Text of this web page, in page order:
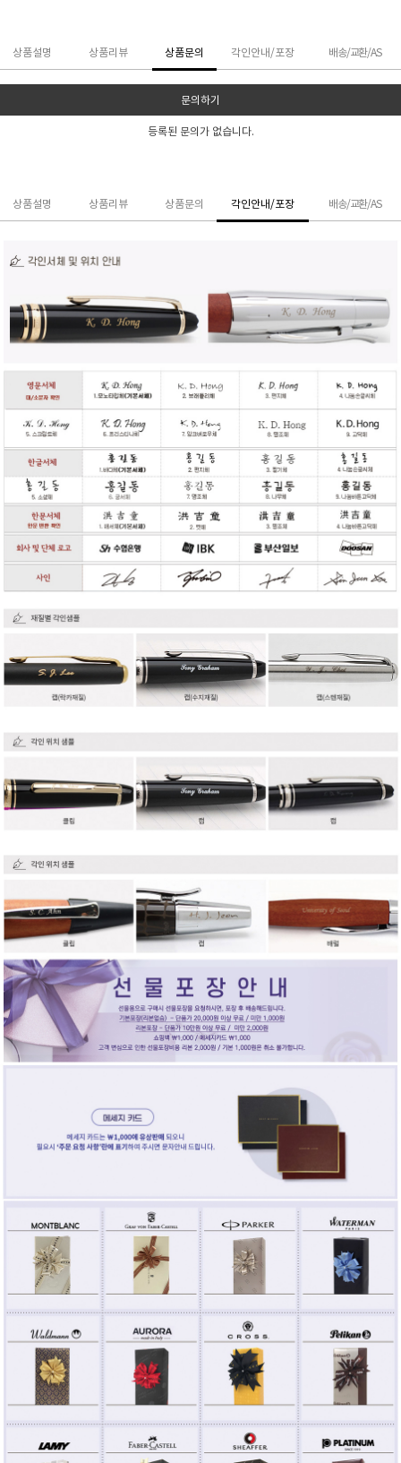
상품설명 상품리뷰 상품문의 각인안내/포장 배송/교환/AS
문의하기
등록된 문의가 없습니다.
상품설명 상품리뷰 상품문의 각인안내/포장 배송/교환/AS